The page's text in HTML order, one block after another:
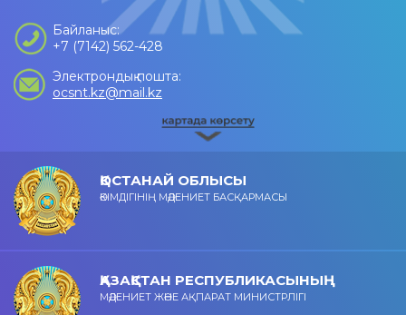
Байланыс:
+7 (7142) 562-428
Электрондық пошта:
ocsnt.kz@mail.kz
ҚОСТАНАЙ ОБЛЫСЫ
ӘКІМДІГІНІҢ МӘДЕНИЕТ БАСҚАРМАСЫ
ҚАЗАҚСТАН РЕСПУБЛИКАСЫНЫҢ
МӘДЕНИЕТ ЖӘНЕ АҚПАРАТ МИНИСТРЛІГІ